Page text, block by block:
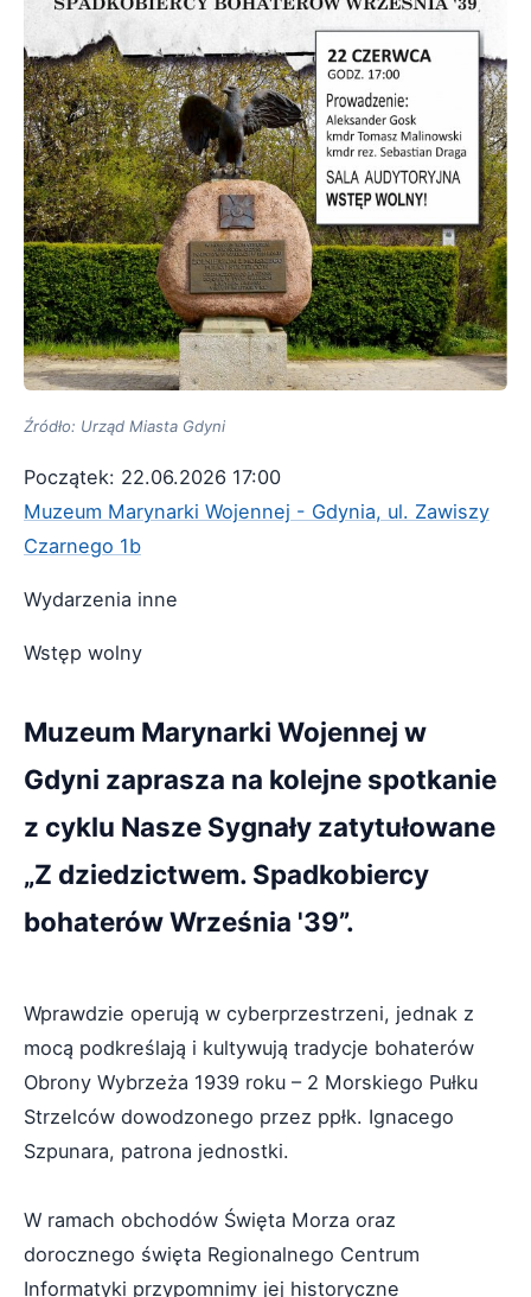
Źródło: Urząd Miasta Gdyni
Początek: 22.06.2026 17:00
Muzeum Marynarki Wojennej - Gdynia, ul. Zawiszy
Czarnego 1b
Wydarzenia inne
Wstęp wolny
Muzeum Marynarki Wojennej w
Gdyni zaprasza na kolejne spotkanie
z cyklu Nasze Sygnały zatytułowane
„Z dziedzictwem. Spadkobiercy
bohaterów Września '39”.
Wprawdzie operują w cyberprzestrzeni, jednak z
mocą podkreślają i kultywują tradycje bohaterów
Obrony Wybrzeża 1939 roku – 2 Morskiego Pułku
Strzelców dowodzonego przez ppłk. Ignacego
Szpunara, patrona jednostki.
W ramach obchodów Święta Morza oraz
dorocznego święta Regionalnego Centrum
Informatyki przypomnimy jej historyczne